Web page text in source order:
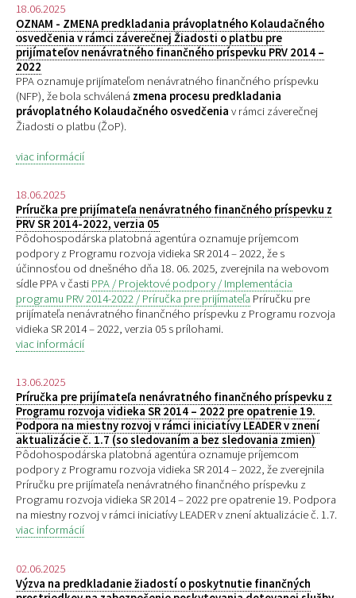
18.06.2025
OZNAM - ZMENA predkladania právoplatného Kolaudačného
osvedčenia v rámci záverečnej Žiadosti o platbu pre
prijímateľov nenávratného finančného príspevku PRV 2014 –
2022
PPA oznamuje prijímateľom nenávratného finančného príspevku
(NFP), že bola schválená zmena procesu predkladania
právoplatného Kolaudačného osvedčenia v rámci záverečnej
Žiadosti o platbu (ŽoP).
viac informácií
18.06.2025
Príručka pre prijímateľa nenávratného finančného príspevku z
PRV SR 2014-2022, verzia 05
Pôdohospodárska platobná agentúra oznamuje príjemcom
podpory z Programu rozvoja vidieka SR 2014 – 2022, že s
účinnosťou od dnešného dňa 18. 06. 2025, zverejnila na webovom
sídle PPA v časti PPA / Projektové podpory / Implementácia
programu PRV 2014-2022 / Príručka pre prijímateľa Príručku pre
prijímateľa nenávratného finančného príspevku z Programu rozvoja
vidieka SR 2014 – 2022, verzia 05 s prílohami.
viac informácií
13.06.2025
Príručka pre prijímateľa nenávratného finančného príspevku z
Programu rozvoja vidieka SR 2014 – 2022 pre opatrenie 19.
Podpora na miestny rozvoj v rámci iniciatívy LEADER v znení
aktualizácie č. 1.7 (so sledovaním a bez sledovania zmien)
Pôdohospodárska platobná agentúra oznamuje príjemcom
podpory z Programu rozvoja vidieka SR 2014 – 2022, že zverejnila
Príručku pre prijímateľa nenávratného finančného príspevku z
Programu rozvoja vidieka SR 2014 – 2022 pre opatrenie 19. Podpora
na miestny rozvoj v rámci iniciatívy LEADER v znení aktualizácie č. 1.7.
viac informácií
02.06.2025
Výzva na predkladanie žiadostí o poskytnutie finančných